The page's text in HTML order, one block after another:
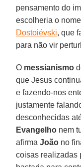
pensamento do
escolheria o
Dostoiévski, que
para não vir
O messianismo
que Jesus
e fazendo-nos
justamente
desconhecidas
Evangelho nem
afirmaJoão no
coisas realizadas